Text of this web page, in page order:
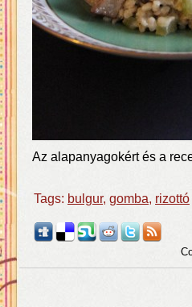
Az alapanyagokért és a
Tags: bulgur, gomba, rizottó